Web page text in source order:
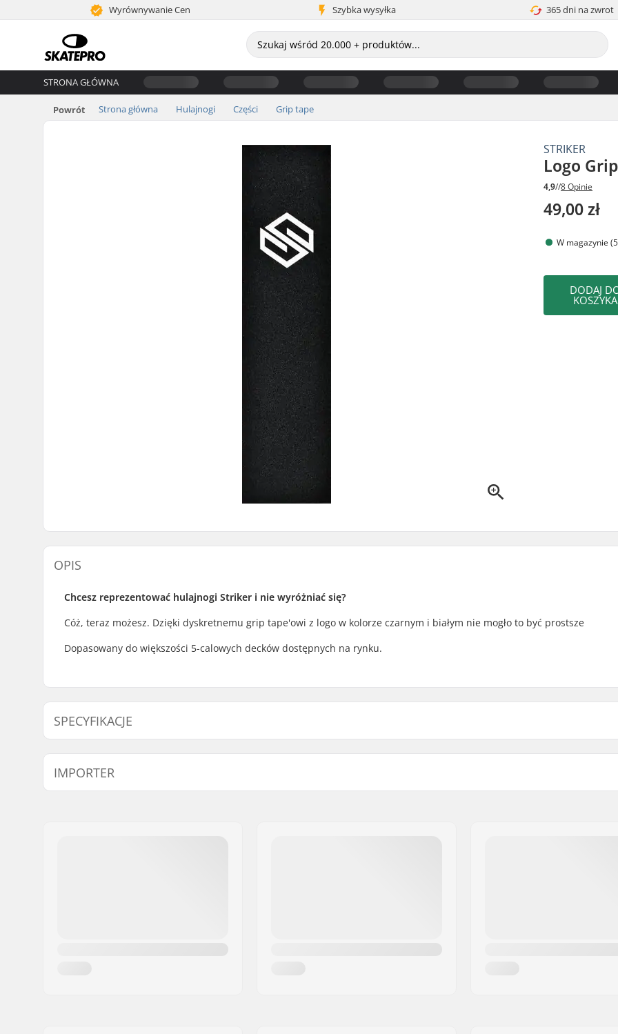
Wyrównywanie Cen Szybka wysyłka 365 dni na zwrot
STRONA GŁÓWNA
Powrót Strona główna Hulajnogi Części Grip tape
STRIKER
Logo
4,9//8 Opinie
49,00 zł
W magazynie
DODAJ
KOSZYKA
OPIS
Chcesz reprezentować hulajnogi Striker i nie wyróżniać się?
Cóż, teraz możesz. Dzięki dyskretnemu grip tape'owi z logo w kolorze czarnym i białym nie mogło to być prostsze
Dopasowany do większości 5-calowych decków dostępnych na rynku.
SPECYFIKACJE
Length:
55.9cm (22")
Width:
Waga:
IMPORTER